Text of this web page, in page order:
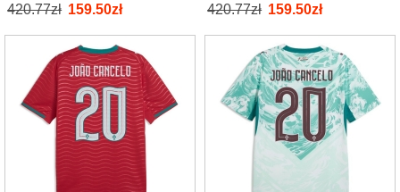
2026 tanio Krótki Rękaw
420.77zł 159.50zł
MŚ 2026 tanio Krótki Rękaw
420.77zł 159.50zł